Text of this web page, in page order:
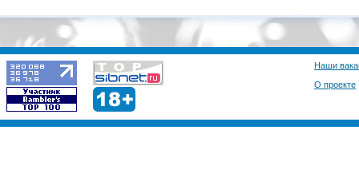
Наши
О проекте